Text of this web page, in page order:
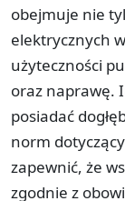
obejmuje nie
elektrycznych
użyteczności
oraz naprawę.
posiadać
norm
zapewnić, że
zgodnie z